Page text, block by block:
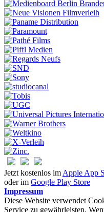
Jetzt kostenlos im Apple App
oder im Google Play Store
Impressum
Diese Website verwendet
Service zu gewährleisten.